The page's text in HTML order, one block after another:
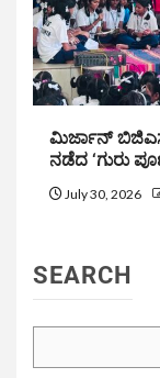
ಮಿರ್ಜಾನ್ ಬಿಜಿಎಸ್
ನಡೆದ ‘ಗುರು
July 30, 2026
SEARCH